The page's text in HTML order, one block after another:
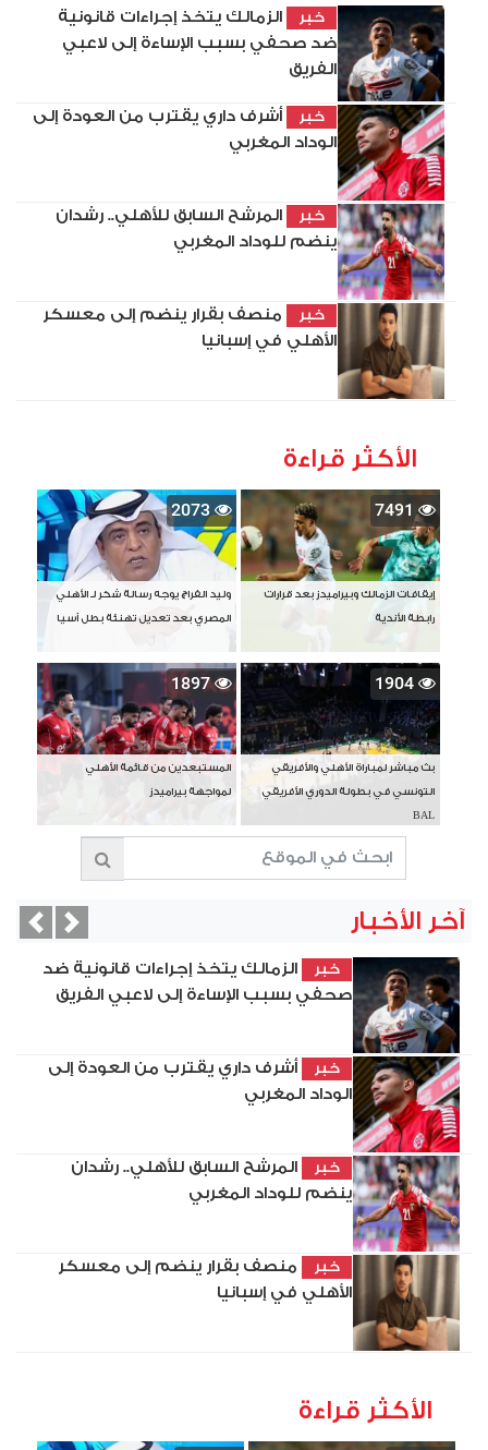
خبر
الزمالك يتخذ إجراءات قانونية
ضد صحفي بسبب الإساءة إلى لاعبي
الفريق
خبر
أشرف داري يقترب من العودة إلى
الوداد المغربي
خبر
المرشح السابق للأهلي.. رشدان
ينضم للوداد المغربي
خبر
منصف بقرار ينضم إلى معسكر
الأهلي في إسبانيا
الأكثر قراءة
7491
إيقافات الزمالك وبيراميدز بعد قرارات
رابطة الأندية
2073
وليد الفراج يوجه رسالة شكر لـ الأهلي
المصري بعد تعديل تهنئة بطل آسيا
1904
بث مباشر لمباراة الأهلي والأفريقي
التونسي في بطولة الدوري الأفريقي
BAL
1897
المستبعدين من قائمة الأهلي
لمواجهة بيراميدز
آخر الأخبار
خبر
الزمالك يتخذ إجراءات قانونية ضد
صحفي بسبب الإساءة إلى لاعبي الفريق
خبر
أشرف داري يقترب من العودة إلى
الوداد المغربي
خبر
المرشح السابق للأهلي.. رشدان
ينضم للوداد المغربي
خبر
منصف بقرار ينضم إلى معسكر
الأهلي في إسبانيا
Next
الأكثر قراءة